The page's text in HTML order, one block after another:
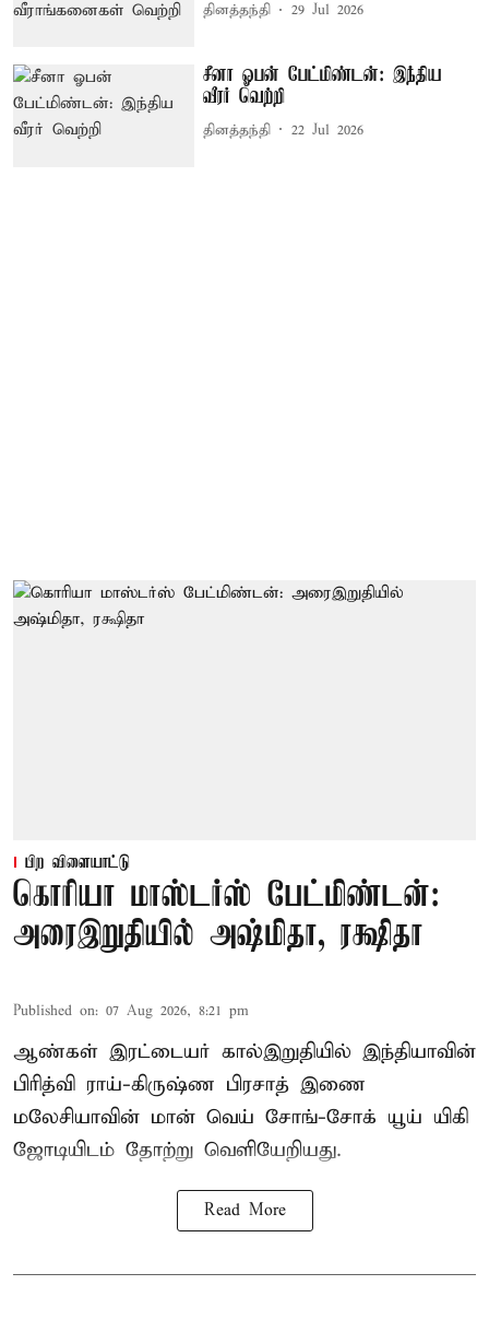
தினத்தந்தி 29 Jul 2026
சீனா ஓபன் பேட்மிண்டன்: இந்திய
வீரர் வெற்றி
தினத்தந்தி 22 Jul 2026
பிற விளையாட்டு
கொரியா மாஸ்டர்ஸ் பேட்மிண்டன்:
அரைஇறுதியில் அஷ்மிதா, ரக்ஷிதா
Published on: 07 Aug 2026, 8:21 pm
ஆண்கள் இரட்டையர் கால்இறுதியில் இந்தியாவின்
பிரித்வி ராய்-கிருஷ்ண பிரசாத் இணை
மலேசியாவின் மான் வெய் சோங்-சோக் யூய் யிகி
ஜோடியிடம் தோற்று வெளியேறியது.
Read More